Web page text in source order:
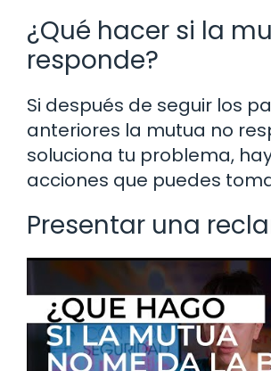
¿Qué hacer si la
responde?
Si después de seguir los
anteriores la mutua no
soluciona tu problema,
acciones que puedes
Presentar una